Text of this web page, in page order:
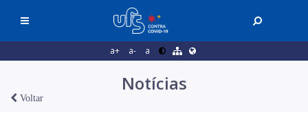
a+ a- a
Notícias
Voltar